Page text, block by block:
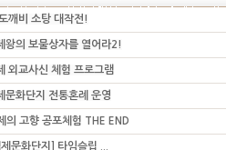
깨비 소탕 대작전!
왕의 보물상자를 열어라2!
외교사신 체험 프로그램
문화단지 전통혼례 운영
의 고향 공포체험 THE END
문화단지] 타임슬립 ...